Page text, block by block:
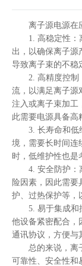
离子源电源在应
1. 高稳定性：离
出，以确保离子源
导致离子束的不稳
2. 高精度控制：
流，以满足离子源
注入或离子束加工
此需要电源具备高
3. 长寿命和低维
境，需要长时间连
时，低维护性也是
4. 安全防护：离
险因素，因此需要
护、过热保护等，
5. 易于集成和控
他设备紧密配合，
通讯协议，方便与
总的来说，离子
可靠性、安全性和